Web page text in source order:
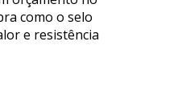
como o selo
e resistência